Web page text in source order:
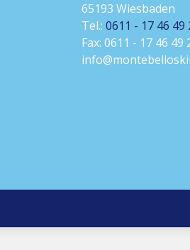
65193 Wiesbaden
Tel.: 0611 - 17 46 49
Fax: 0611 - 17 46 49